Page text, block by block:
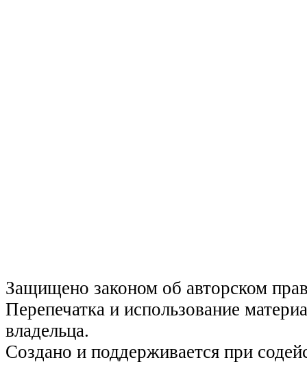
Защищено законом об авторском
Перепечатка и использование
владельца.
Создано и поддерживается при